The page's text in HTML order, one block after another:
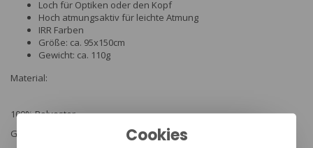
Loch für Optiken oder den Kopf
Hoch atmungsaktiv für leichte Atmung
IRR Farben
Größe: ca. 95x150cm
Gewicht: ca. 110g
Material:
100% Polyester
Ghost ULTRA LIGHT (80g/m²)Cookies